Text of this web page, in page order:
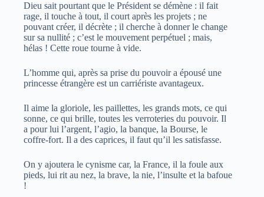
Dieu sait pourtant que le Président se démène : il fait
rage, il touche à tout, il court après les projets ; ne
pouvant créer, il décrète ; il cherche à donner le change
sur sa nullité ; c’est le mouvement perpétuel ; mais,
hélas ! Cette roue tourne à vide.
L’homme qui, après sa prise du pouvoir a épousé une
princesse étrangère est un carriériste avantageux.
Il aime la gloriole, les paillettes, les grands mots, ce qui
sonne, ce qui brille, toutes les verroteries du pouvoir. Il
a pour lui l’argent, l’agio, la banque, la Bourse, le
coffre-fort. Il a des caprices, il faut qu’il les satisfasse.
On y ajoutera le cynisme car, la France, il la foule aux
pieds, lui rit au nez, la brave, la nie, l’insulte et la bafoue
!